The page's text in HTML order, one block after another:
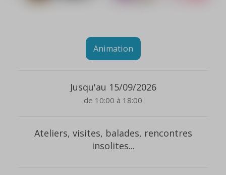
Animation
Jusqu'au 15/09/2026
de 10:00 à 18:00
Ateliers, visites, balades, rencontres
insolites...